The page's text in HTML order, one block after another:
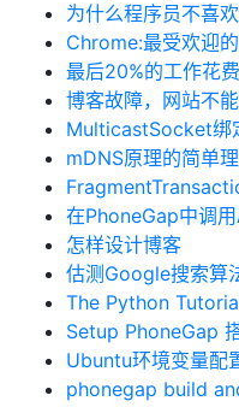
为什么程序员不喜
Chrome:最受欢迎
最后20%的工作花
博客故障，网站不
MulticastSocket绑
mDNS原理的简单
在PhoneGap中调
怎样设计博客
估测Google搜索算
The Python
Setup PhoneGap
Ubuntu环境变量配
phonegap build